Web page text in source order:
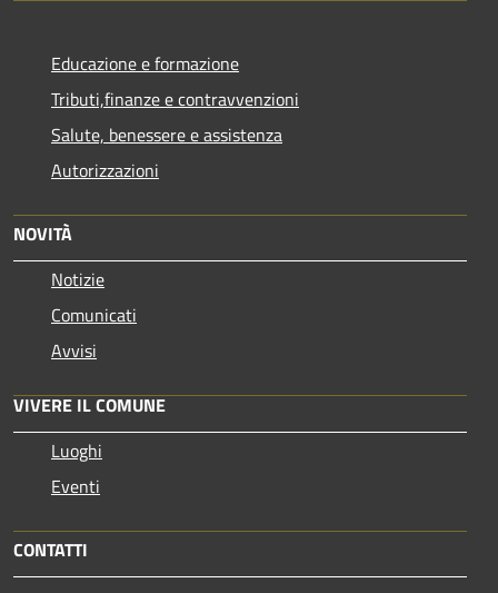
Educazione e formazione
Tributi,finanze e contravvenzioni
Salute, benessere e assistenza
Autorizzazioni
NOVITÀ
Notizie
Comunicati
Avvisi
VIVERE IL COMUNE
Luoghi
Eventi
CONTATTI